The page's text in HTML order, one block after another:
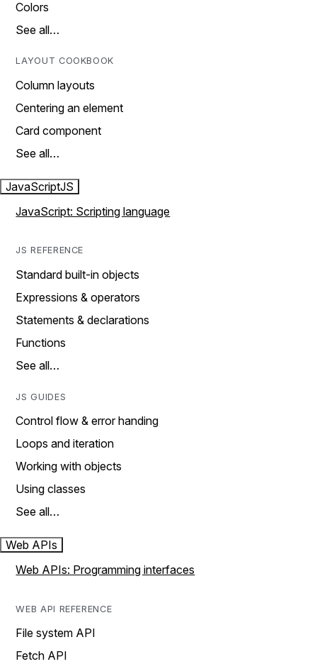
Colors
See all…
LAYOUT COOKBOOK
Column layouts
Centering an element
Card component
See all…
JavaScriptJS
JavaScript: Scripting language
JS REFERENCE
Standard built-in objects
Expressions & operators
Statements & declarations
Functions
See all…
JS GUIDES
Control flow & error handing
Loops and iteration
Working with objects
Using classes
See all…
Web APIs
Web APIs: Programming interfaces
WEB API REFERENCE
File system API
Fetch API